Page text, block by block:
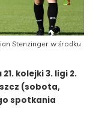
Stenzinger w środku
kolejki 3. ligi 2.
(sobota,
spotkania